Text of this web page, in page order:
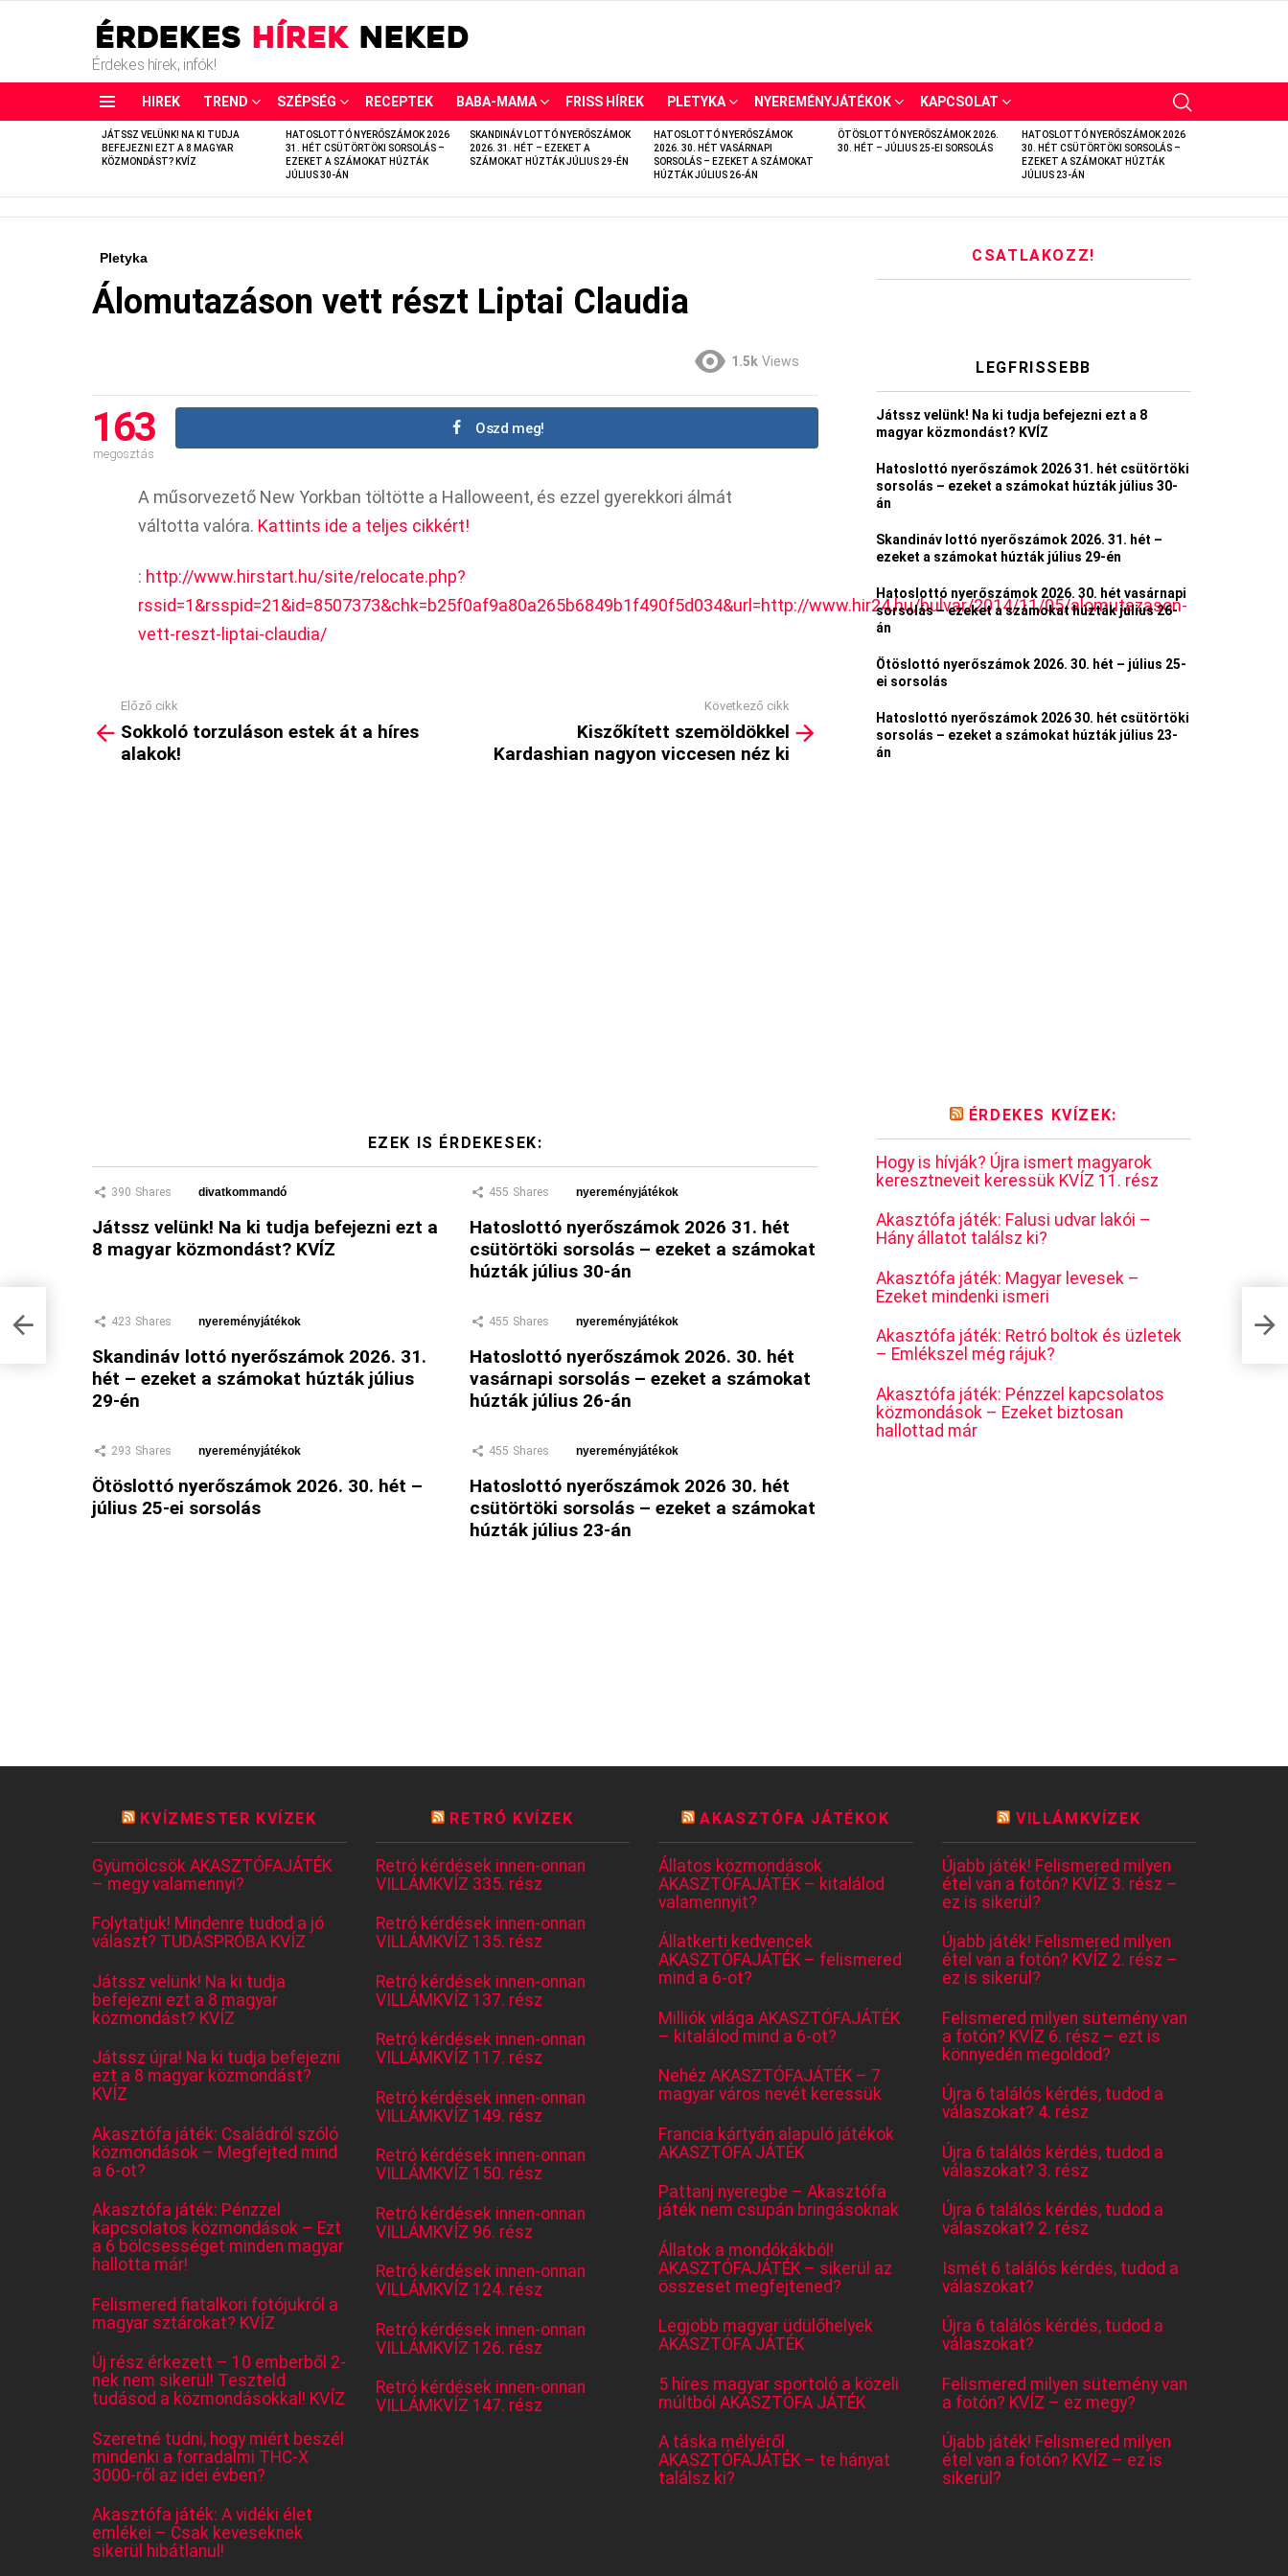
Érdekes hírek, infók!
HIREK TREND SZÉPSÉG RECEPTEK BABA-MAMA FRISS HÍREK PLETYKA NYEREMÉNYJÁTÉKOK KAPCSOLAT
LATEST
STORIES
JÁTSSZ VELÜNK! NA KI TUDJA
BEFEJEZNI EZT A 8 MAGYAR
KÖZMONDÁST? KVÍZ
HATOSLOTTÓ NYERŐSZÁMOK 2026
31. HÉT CSÜTÖRTÖKI SORSOLÁS –
EZEKET A SZÁMOKAT HÚZTÁK
JÚLIUS 30-ÁN
SKANDINÁV LOTTÓ NYERŐSZÁMOK
2026. 31. HÉT – EZEKET A
SZÁMOKAT HÚZTÁK JÚLIUS 29-ÉN
HATOSLOTTÓ NYERŐSZÁMOK
2026. 30. HÉT VASÁRNAPI
SORSOLÁS – EZEKET A SZÁMOKAT
HÚZTÁK JÚLIUS 26-ÁN
ÖTÖSLOTTÓ NYERŐSZÁMOK 2026.
30. HÉT – JÚLIUS 25-EI SORSOLÁS
HATOSLOTTÓ NYERŐSZÁMOK 2026
30. HÉT CSÜTÖRTÖKI SORSOLÁS –
EZEKET A SZÁMOKAT HÚZTÁK
JÚLIUS 23-ÁN
Pletyka
Álomutazáson vett részt Liptai Claudia
1.5k Views
163
megosztás
Oszd meg!
A műsorvezető New Yorkban töltötte a Halloweent, és ezzel gyerekkori álmát
váltotta valóra. Kattints ide a teljes cikkért!
: http://www.hirstart.hu/site/relocate.php?
rssid=1&rsspid=21&id=8507373&chk=b25f0af9a80a265b6849b1f490f5d034&url=http://www.hir24.hu/bulvar/2014/11/05/alomutazason-
vett-reszt-liptai-claudia/
more
Előző cikk
Sokkoló torzuláson estek át a híres
alakok!
Következő cikk
Kiszőkített szemöldökkel
Kardashian nagyon viccesen néz ki
EZEK IS ÉRDEKESEK:
390 Shares divatkommandó
Játssz velünk! Na ki tudja befejezni ezt a
8 magyar közmondást? KVÍZ
455 Shares nyereményjátékok
Hatoslottó nyerőszámok 2026 31. hét
csütörtöki sorsolás – ezeket a számokat
húzták július 30-án
423 Shares nyereményjátékok
Skandináv lottó nyerőszámok 2026. 31.
hét – ezeket a számokat húzták július
29-én
455 Shares nyereményjátékok
Hatoslottó nyerőszámok 2026. 30. hét
vasárnapi sorsolás – ezeket a számokat
húzták július 26-án
293 Shares nyereményjátékok
Ötöslottó nyerőszámok 2026. 30. hét –
július 25-ei sorsolás
455 Shares nyereményjátékok
Hatoslottó nyerőszámok 2026 30. hét
csütörtöki sorsolás – ezeket a számokat
húzták július 23-án
CSATLAKOZZ!
LEGFRISSEBB
Játssz velünk! Na ki tudja befejezni ezt a 8
magyar közmondást? KVÍZ
Hatoslottó nyerőszámok 2026 31. hét csütörtöki
sorsolás – ezeket a számokat húzták július 30-
án
Skandináv lottó nyerőszámok 2026. 31. hét –
ezeket a számokat húzták július 29-én
Hatoslottó nyerőszámok 2026. 30. hét vasárnapi
sorsolás – ezeket a számokat húzták július 26-
án
Ötöslottó nyerőszámok 2026. 30. hét – július 25-
ei sorsolás
Hatoslottó nyerőszámok 2026 30. hét csütörtöki
sorsolás – ezeket a számokat húzták július 23-
án
ÉRDEKES KVÍZEK:
Hogy is hívják? Újra ismert magyarok
keresztneveit keressük KVÍZ 11. rész
Akasztófa játék: Falusi udvar lakói –
Hány állatot találsz ki?
Akasztófa játék: Magyar levesek –
Ezeket mindenki ismeri
Akasztófa játék: Retró boltok és üzletek
– Emlékszel még rájuk?
Akasztófa játék: Pénzzel kapcsolatos
közmondások – Ezeket biztosan
hallottad már
KVÍZMESTER KVÍZEK
Gyümölcsök AKASZTÓFAJÁTÉK
– megy valamennyi?
Folytatjuk! Mindenre tudod a jó
választ? TUDÁSPRÓBA KVÍZ
Játssz velünk! Na ki tudja
befejezni ezt a 8 magyar
közmondást? KVÍZ
Játssz újra! Na ki tudja befejezni
ezt a 8 magyar közmondást?
KVÍZ
Akasztófa játék: Családról szóló
közmondások – Megfejted mind
a 6-ot?
Akasztófa játék: Pénzzel
kapcsolatos közmondások – Ezt
a 6 bölcsességet minden magyar
hallotta már!
Felismered fiatalkori fotójukról a
magyar sztárokat? KVÍZ
Új rész érkezett – 10 emberből 2-
nek nem sikerül! Teszteld
tudásod a közmondásokkal! KVÍZ
Szeretné tudni, hogy miért beszél
mindenki a forradalmi THC-X
3000-ről az idei évben?
Akasztófa játék: A vidéki élet
emlékei – Csak keveseknek
sikerül hibátlanul!
RETRÓ KVÍZEK
Retró kérdések innen-onnan
VILLÁMKVÍZ 335. rész
Retró kérdések innen-onnan
VILLÁMKVÍZ 135. rész
Retró kérdések innen-onnan
VILLÁMKVÍZ 137. rész
Retró kérdések innen-onnan
VILLÁMKVÍZ 117. rész
Retró kérdések innen-onnan
VILLÁMKVÍZ 149. rész
Retró kérdések innen-onnan
VILLÁMKVÍZ 150. rész
Retró kérdések innen-onnan
VILLÁMKVÍZ 96. rész
Retró kérdések innen-onnan
VILLÁMKVÍZ 124. rész
Retró kérdések innen-onnan
VILLÁMKVÍZ 126. rész
Retró kérdések innen-onnan
VILLÁMKVÍZ 147. rész
AKASZTÓFA JÁTÉKOK
Állatos közmondások
AKASZTÓFAJÁTÉK – kitalálod
valamennyit?
Állatkerti kedvencek
AKASZTÓFAJÁTÉK – felismered
mind a 6-ot?
Milliók világa AKASZTÓFAJÁTÉK
– kitalálod mind a 6-ot?
Nehéz AKASZTÓFAJÁTÉK – 7
magyar város nevét keressük
Francia kártyán alapuló játékok
AKASZTÓFA JÁTÉK
Pattanj nyeregbe – Akasztófa
játék nem csupán bringásoknak
Állatok a mondókákból!
AKASZTÓFAJÁTÉK – sikerül az
összeset megfejtened?
Legjobb magyar üdülőhelyek
AKASZTÓFA JÁTÉK
5 híres magyar sportoló a közeli
múltból AKASZTÓFA JÁTÉK
A táska mélyéről
AKASZTÓFAJÁTÉK – te hányat
találsz ki?
VILLÁMKVÍZEK
Újabb játék! Felismered milyen
étel van a fotón? KVÍZ 3. rész –
ez is sikerül?
Újabb játék! Felismered milyen
étel van a fotón? KVÍZ 2. rész –
ez is sikerül?
Felismered milyen sütemény van
a fotón? KVÍZ 6. rész – ezt is
könnyedén megoldod?
Újra 6 találós kérdés, tudod a
válaszokat? 4. rész
Újra 6 találós kérdés, tudod a
válaszokat? 3. rész
Újra 6 találós kérdés, tudod a
válaszokat? 2. rész
Ismét 6 találós kérdés, tudod a
válaszokat?
Újra 6 találós kérdés, tudod a
válaszokat?
Felismered milyen sütemény van
a fotón? KVÍZ – ez megy?
Újabb játék! Felismered milyen
étel van a fotón? KVÍZ – ez is
sikerül?